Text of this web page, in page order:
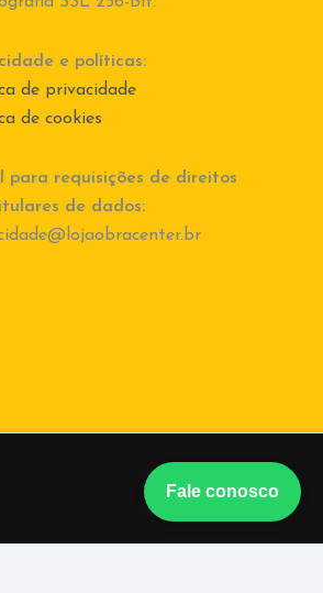
e políticas:
de privacidade
de cookies
para requisições de direitos
de dados:
Fale conosco